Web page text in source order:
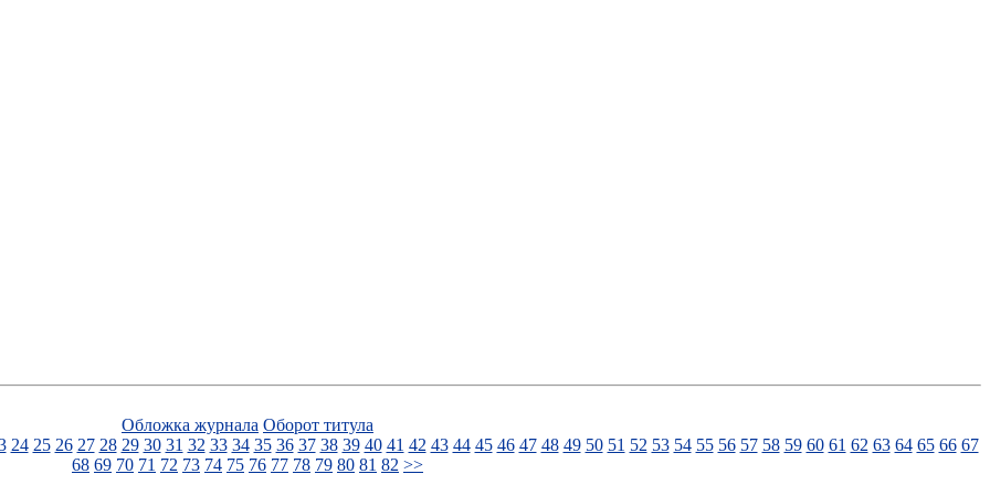
Обложка журнала Оборот титула
24 25 26 27 28 29 30 31 32 33 34 35 36 37 38 39 40 41 42 43 44 45 46 47 48 49 50 51 52 53 54 55 56 57 58 59 60 61 62 63 64 65 66 67
68 69 70 71 72 73 74 75 76 77 78 79 80 81 82 >>